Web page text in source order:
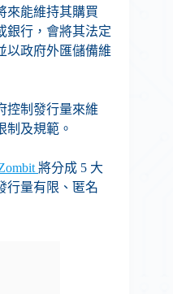
來能維持其購買
銀行，會將其法定
以政府外匯儲備維
控制發行量來維
制及規範。
將分成 5 大
行量有限、匿名